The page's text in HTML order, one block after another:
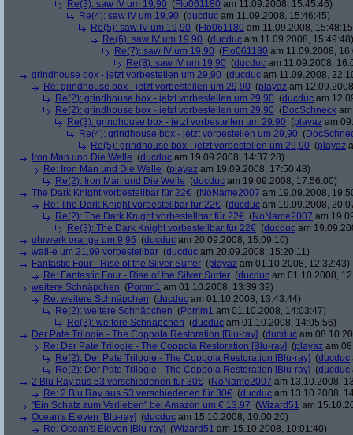
Re(3): saw IV um 19,90 (Flo061180 am 11.09.2008, 15:45:46)
Re(4): saw IV um 19,90 (ducduc am 11.09.2008, 15:46:45)
Re(5): saw IV um 19,90 (Flo061180 am 11.09.2008,
Re(6): saw IV um 19,90 (ducduc am 11.09.2008, 15:49:48)
Re(7): saw IV um 19,90 (Flo061180 am 11.09.2008,
Re(8): saw IV um 19,90 (ducduc am 11.09.2008,
grindhouse box - jetzt vorbestellen um 29,90 (ducduc am 11.09.2008,
Re: grindhouse box - jetzt vorbestellen um 29,90 (playaz am
Re(2): grindhouse box - jetzt vorbestellen um 29,90 (ducduc am
Re(2): grindhouse box - jetzt vorbestellen um 29,90 (DocSchneck
Re(3): grindhouse box - jetzt vorbestellen um 29,90 (playaz am
Re(4): grindhouse box - jetzt vorbestellen um 29,90 (
Re(5): grindhouse box - jetzt vorbestellen um 29,90 (playaz
Iron Man und Die Welle (ducduc am 19.09.2008, 14:37:28)
Re: Iron Man und Die Welle (playaz am 19.09.2008, 17:50:48)
Re(2): Iron Man und Die Welle (ducduc am 19.09.2008, 17:56:00)
The Dark Knight vorbestellbar für 22€ (NoName2007 am 19.09.2008,
Re: The Dark Knight vorbestellbar für 22€ (ducduc am 19.09.2008,
Re(2): The Dark Knight vorbestellbar für 22€ (NoName2007 am
Re(3): The Dark Knight vorbestellbar für 22€ (ducduc am
uhrwerk orange um 9,95 (ducduc am 20.09.2008, 15:09:10)
wall-e um 21,99 vorbestellbar (ducduc am 20.09.2008, 15:20:11)
Fantastic Four - Rise of the Silver Surfer (playaz am 01.10.2008, 12:32:43)
Re: Fantastic Four - Rise of the Silver Surfer (ducduc am 01.10.2008,
weitere Schnäpchen (Pomm1 am 01.10.2008, 13:39:39)
Re: weitere Schnäpchen (ducduc am 01.10.2008, 13:43:44)
Re(2): weitere Schnäpchen (Pomm1 am 01.10.2008, 14:03:47)
Re(3): weitere Schnäpchen (ducduc am 01.10.2008, 14:05:56)
Der Pate Trilogie - The Coppola Restoration [Blu-ray] (ducduc am
Re: Der Pate Trilogie - The Coppola Restoration [Blu-ray] (playaz am
Re(2): Der Pate Trilogie - The Coppola Restoration [Blu-ray] (ducduc
Re(2): Der Pate Trilogie - The Coppola Restoration [Blu-ray] (ducduc
2 Blu Ray aus 53 verschiedenen für 30€ (NoName2007 am 13.10.2008,
Re: 2 Blu Ray aus 53 verschiedenen für 30€ (ducduc am 13.10.2008,
"Ein Schatz zum Verlieben" bei Amazon um € 13,97 (Wizard51 am
Ocean's Eleven [Blu-ray] (ducduc am 15.10.2008, 10:00:20)
Re: Ocean's Eleven [Blu-ray] (Wizard51 am 15.10.2008, 10:01:40)